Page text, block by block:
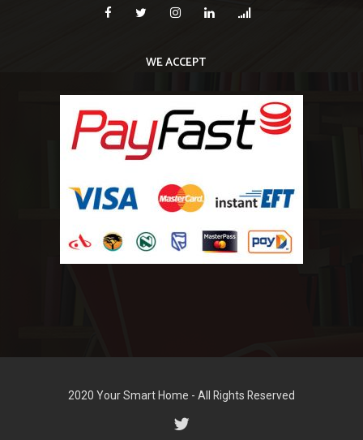
WE ACCEPT
2020 Your Smart Home - All Rights Reserved